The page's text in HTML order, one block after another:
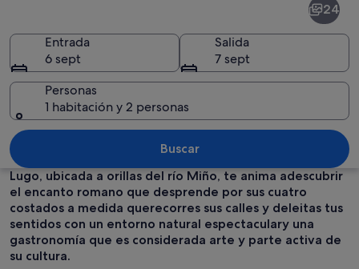
Lugo
Un faro y un pequeño edificio en
24
Entrada
6 sept
Salida
7 sept
Personas
1 habitación y 2 personas
Buscar
Lugo, ubicada a orillas del río Miño, te anima adescubrir
el encanto romano que desprende por sus cuatro
costados a medida querecorres sus calles y deleitas tus
sentidos con un entorno natural espectaculary una
gastronomía que es considerada arte y parte activa de
su cultura.